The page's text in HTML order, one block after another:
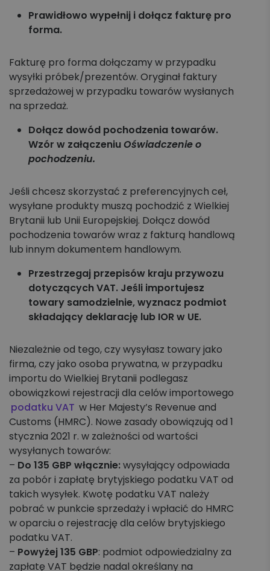
Prawidłowo wypełnij i dołącz fakturę pro
forma.
Fakturę pro forma dołączamy w przypadku
wysyłki próbek/prezentów. Oryginał faktury
sprzedażowej w przypadku towarów wysłanych
na sprzedaż.
Dołącz dowód pochodzenia towarów.
Wzór w załączeniuOświadczenie o
pochodzeniu.
Jeśli chcesz skorzystać z preferencyjnych ceł,
wysyłane produkty muszą pochodzić z Wielkiej
Brytanii lub Unii Europejskiej. Dołącz dowód
pochodzenia towarów wraz z fakturą handlową
lub innym dokumentem handlowym.
Przestrzegaj przepisów kraju przywozu
dotyczących VAT. Jeśli importujesz
towary samodzielnie, wyznacz podmiot
składający deklarację lub IOR w UE.
Niezależnie od tego, czy wysyłasz towary jako
firma, czy jako osoba prywatna, w przypadku
importu do Wielkiej Brytanii podlegasz
obowiązkowi rejestracji dla celów importowego
podatku VAT w Her Majesty’s Revenue and
Customs (HMRC). Nowe zasady obowiązują od 1
stycznia 2021 r. w zależności od wartości
wysyłanych towarów:
– Do 135 GBP włącznie:wysyłający odpowiada
za pobór i zapłatę brytyjskiego podatku VAT od
takich wysyłek. Kwotę podatku VAT należy
pobrać w punkcie sprzedaży i wpłacić do HMRC
w oparciu o rejestrację dla celów brytyjskiego
podatku VAT.
– Powyżej 135 GBP: podmiot odpowiedzialny za
zapłatę VAT będzie nadal określany na